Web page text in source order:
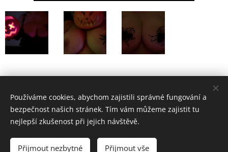
© 2022 Party Club
Používáme cookies, abychom zajistili správné fungování a
bezpečnost našich stránek. Tím vám můžeme zajistit tu
nejlepší zkušenost při jejich návštěvě.
Přijmout nezbytné Přijmout vše